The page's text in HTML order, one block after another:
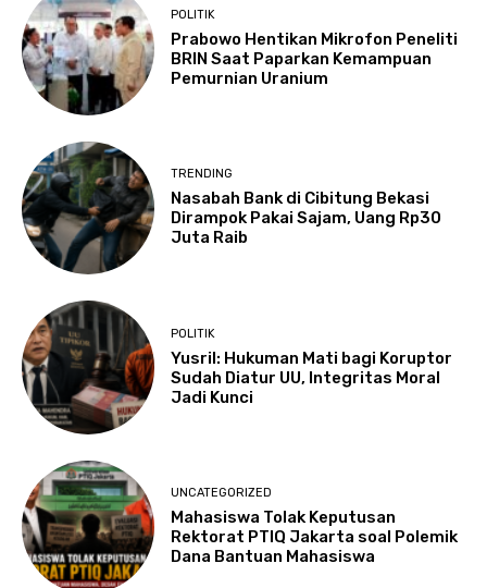
POLITIK
Prabowo Hentikan Mikrofon Peneliti
BRIN Saat Paparkan Kemampuan
Pemurnian Uranium
TRENDING
Nasabah Bank di Cibitung Bekasi
Dirampok Pakai Sajam, Uang Rp30
Juta Raib
POLITIK
Yusril: Hukuman Mati bagi Koruptor
Sudah Diatur UU, Integritas Moral
Jadi Kunci
UNCATEGORIZED
Mahasiswa Tolak Keputusan
Rektorat PTIQ Jakarta soal Polemik
Dana Bantuan Mahasiswa